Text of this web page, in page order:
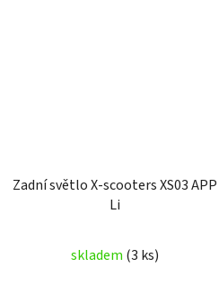
Zadní světlo X-scooters XS03 APP
Li
skladem (3 ks)